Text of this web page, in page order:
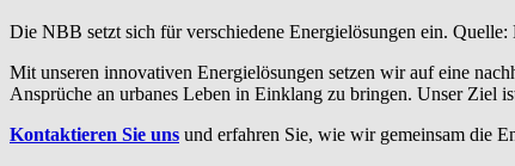
Die NBB setzt sich für verschiedene Energielösungen ein.
Mit unseren innovativen Energielösungen setzen wir auf eine
Ansprüche an urbanes Leben in Einklang zu bringen. Unser Ziel
Kontaktieren Sie uns und erfahren Sie, wie wir gemeinsam die